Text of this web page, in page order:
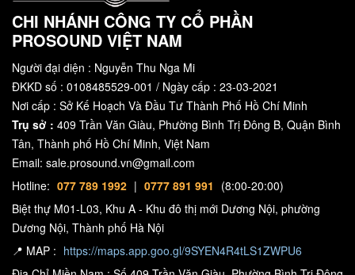
CHI NHÁNH CÔNG TY CỔ PHẦN
PROSOUND VIỆT NAM
Người đại diện : Nguyễn Thu Nga Mi
ĐKKD số : 0108485529-001 / Ngày cấp : 23-03-2021
Nơi cấp : Sở Kế Hoạch Và Đầu Tư Thành Phố Hồ Chí Minh
Trụ sở : 409 Trần Văn Giàu, Phường Bình Trị Đông B, Quận Bình
Tân, Thành phố Hồ Chí Minh, Việt Nam
Email: sale.prosound.vn@gmail.com
Hotline: 077 789 1992 | 0777 891 991 (8:00-20:00)
Biệt thự M01-L03, Khu A - Khu đô thị mới Dương Nội, phường
Dương Nội, Thành phố Hà Nội
📍 MAP : https://maps.app.goo.gl/9SYEN4R4tLS1ZWPU6